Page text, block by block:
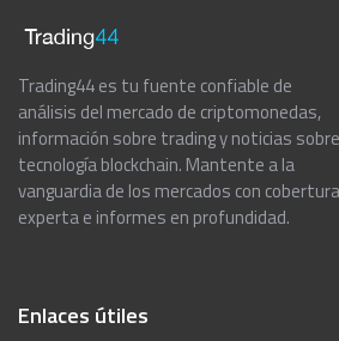
Trading44 es tu fuente confiable de
análisis del mercado de criptomonedas,
información sobre trading y noticias sobre
tecnología blockchain. Mantente a la
vanguardia de los mercados con cobertura
experta e informes en profundidad.
Enlaces útiles